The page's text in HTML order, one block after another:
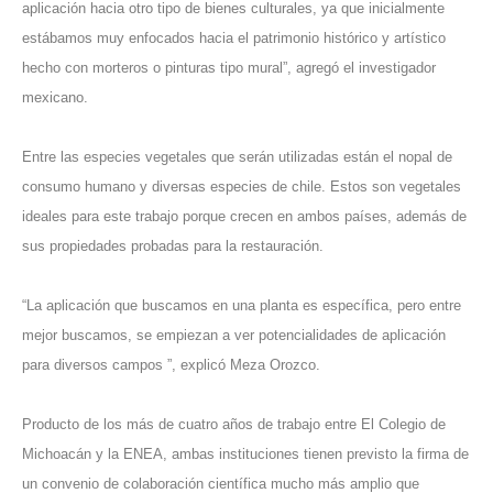
aplicación hacia otro tipo de bienes culturales, ya que inicialmente
estábamos muy enfocados hacia el patrimonio histórico y artístico
hecho con morteros o pinturas tipo mural”, agregó el investigador
mexicano.
Entre las especies vegetales que serán utilizadas están el nopal de
consumo humano y diversas especies de chile. Estos son vegetales
ideales para este trabajo porque crecen en ambos países, además de
sus propiedades probadas para la restauración.
“La aplicación que buscamos en una planta es específica, pero entre
mejor buscamos, se empiezan a ver potencialidades de aplicación
para diversos campos ”, explicó Meza Orozco.
Producto de los más de cuatro años de trabajo entre El Colegio de
Michoacán y la ENEA, ambas instituciones tienen previsto la firma de
un convenio de colaboración científica mucho más amplio que